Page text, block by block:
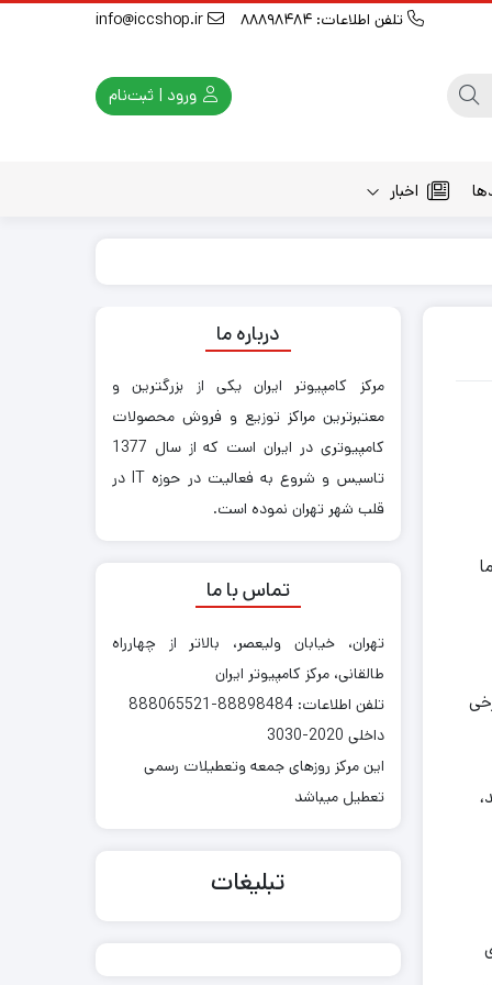
تلفن اطلاعات: 88898484
ورود | ثبت‌نام
اخبار
درباره ما
مرکز کامپیوتر ایران یکی از بزرگترین و
معتبرترین مراکز توزیع و فروش محصولات
کامپیوتری در ایران است که از سال 1377
تاسیس و شروع به فعالیت در حوزه IT در
قلب شهر تهران نموده است.
تماس با ما
تهران، خیابان ولیعصر، بالاتر از چهارراه
طالقانی، مرکز کامپیوتر ایران
تلفن اطلاعات: 88898484-888065521
داخلی 2020-3030
این مرکز روزهای جمعه وتعطیلات رسمی
تعطیل میباشد
تبلیغات